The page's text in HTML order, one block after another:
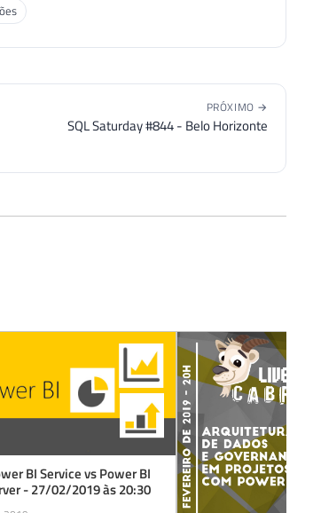
PRÓXIMO →
SQL Saturday #844 - Belo Horizonte
BI Service vs Power BI
- 27/02/2019 às 20:30